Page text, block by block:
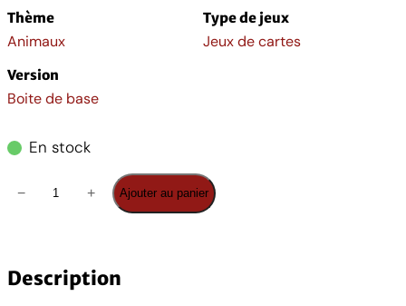
Thème
Animaux
Type de jeux
Jeux de cartes
Version
Boite de base
En stock
t
− + Ajouter au panier
Description